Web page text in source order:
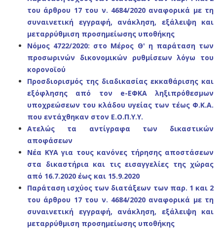
του άρθρου 17 του ν. 4684/2020 αναφορικά με τη
συναινετική εγγραφή, ανάκληση, εξάλειψη και
μεταρρύθμιση προσημείωσης υποθήκης
Νόμος 4722/2020: στο Μέρος Θ' η παράταση των
προσωρινών δικονομικών ρυθμίσεων λόγω του
κορονοϊού
Προσδιορισμός της διαδικασίας εκκαθάρισης και
εξόφλησης από τον e-ΕΦΚΑ ληξιπρόθεσμων
υποχρεώσεων του κλάδου υγείας των τέως Φ.Κ.Α.
που εντάχθηκαν στον Ε.Ο.Π.Υ.Υ.
Ατελώς τα αντίγραφα των δικαστικών
αποφάσεων
Νέα ΚΥΑ για τους κανόνες τήρησης αποστάσεων
στα δικαστήρια και τις εισαγγελίες της χώρας
από 16.7.2020 έως και 15.9.2020
Παράταση ισχύος των διατάξεων των παρ. 1 και 2
του άρθρου 17 του ν. 4684/2020 αναφορικά με τη
συναινετική εγγραφή, ανάκληση, εξάλειψη και
μεταρρύθμιση προσημείωσης υποθήκης